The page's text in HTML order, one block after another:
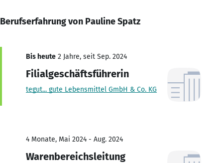
Berufserfahrung von Pauline Spatz
Bis heute 2 Jahre, seit Sep. 2024
Filialgeschäftsführerin
tegut... gute Lebensmittel GmbH & Co. KG
4 Monate, Mai 2024 - Aug. 2024
Warenbereichsleitung